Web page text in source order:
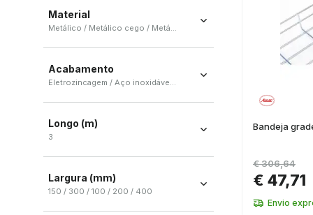
Material
Metálico / Metálico cego / Metálico perfurado
Metálico cego
Acabamento
Eletrozincagem / Aço inoxidável / Galvanizado a quente / Galvanização sem zinco
Aço inoxidável
Longo (m)
3
Largura (mm)
150 / 300 / 100 / 200 / 400
Bandeja
€ 47,71
€ 306,64
Envio